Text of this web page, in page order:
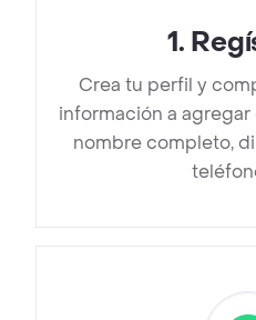
1.
Crea tu perfil y
información a
nombre completo,